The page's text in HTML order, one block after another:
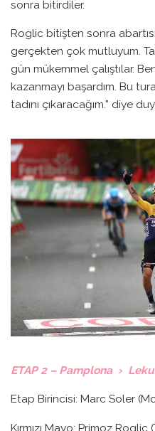
sonra bitirdiler.
Roglic bitişten sonra
gerçekten çok mutluyum.
gün mükemmel çalıştılar.
kazanmayı başardım. Bu
tadını çıkaracağım.” diye
ETAP 2 – Pamplona ›
Etap Birincisi: Marc Soler
Kırmızı Mayo: Primoz